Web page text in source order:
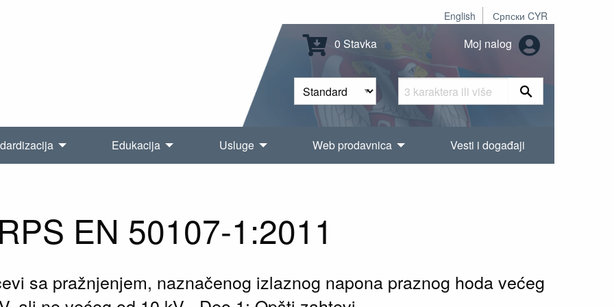
English Српски CYR
0 Stavka Moj nalog
Edukacija Usluge Web prodavnica Vesti i događaji
EN 50107-1:2011
sa pražnjenjem, naznačenog izlaznog napona praznog hoda većeg